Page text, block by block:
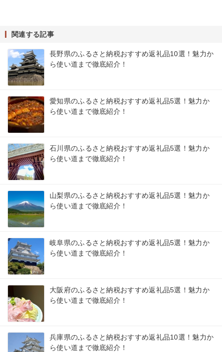
関連する記事
長野県のふるさと納税おすすめ返礼品10選！魅力か
ら使い道まで徹底紹介！
愛知県のふるさと納税おすすめ返礼品5選！魅力か
ら使い道まで徹底紹介！
石川県のふるさと納税おすすめ返礼品5選！魅力か
ら使い道まで徹底紹介！
山梨県のふるさと納税おすすめ返礼品5選！魅力か
ら使い道まで徹底紹介！
岐阜県のふるさと納税おすすめ返礼品5選！魅力か
ら使い道まで徹底紹介！
大阪府のふるさと納税おすすめ返礼品5選！魅力か
ら使い道まで徹底紹介！
兵庫県のふるさと納税おすすめ返礼品10選！魅力か
ら使い道まで徹底紹介！